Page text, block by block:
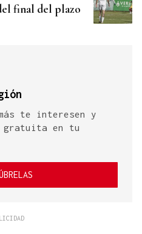
final del plazo
te interesen y
gratuita en tu